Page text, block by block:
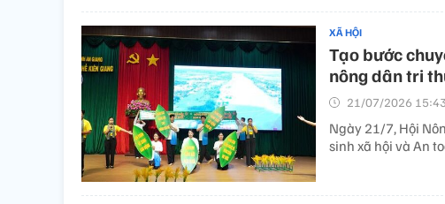
XÃ HỘI
Tạo bước
nông dân tri
21/07/2026
Ngày 21/7, Hội
sinh xã hội và An